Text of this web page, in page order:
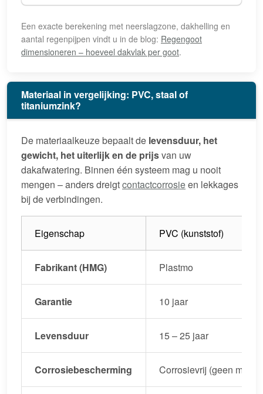
Een exacte berekening met neerslagzone, dakhelling en
aantal regenpijpen vindt u in de blog: Regengoot
dimensioneren – hoeveel dakvlak per goot.
Materiaal in vergelijking: PVC, staal of
titaniumzink?
De materiaalkeuze bepaalt de levensduur, het
gewicht, het uiterlijk en de prijsvan uw
dakafwatering. Binnen één systeem mag u nooit
mengen – anders dreigtcontactcorrosieen lekkages
bij de verbindingen.
Eigenschap PVC (kunststof)
Fabrikant (HMG) Plastmo
Garantie 10 jaar
Levensduur 15 – 25 jaar
Corrosiebescherming Corrosievrij (geen